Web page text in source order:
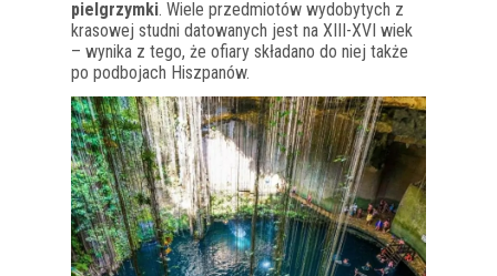
pielgrzymki. Wiele przedmiotów wydobytych z
krasowej studni datowanych jest na XIII-XVI wiek
– wynika z tego, że ofiary składano do niej także
po podbojach Hiszpanów.